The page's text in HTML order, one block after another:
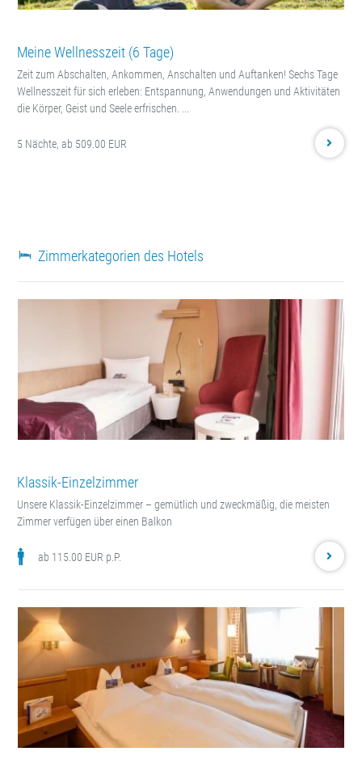
Meine Wellnesszeit (6 Tage)
Zeit zum Abschalten, Ankommen, Anschalten und Auftanken! Sechs Tage
Wellnesszeit für sich erleben: Entspannung, Anwendungen und Aktivitäten
die Körper, Geist und Seele erfrischen. ...
5 Nächte, ab 509.00 EUR
Zimmerkategorien des Hotels
Klassik-Einzelzimmer
Unsere Klassik-Einzelzimmer – gemütlich und zweckmäßig, die meisten
Zimmer verfügen über einen Balkon
ab 115.00 EUR p.P.